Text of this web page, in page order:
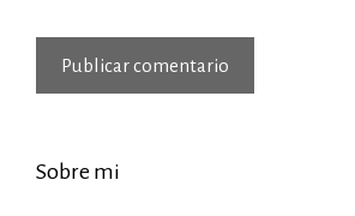
Sobre mi